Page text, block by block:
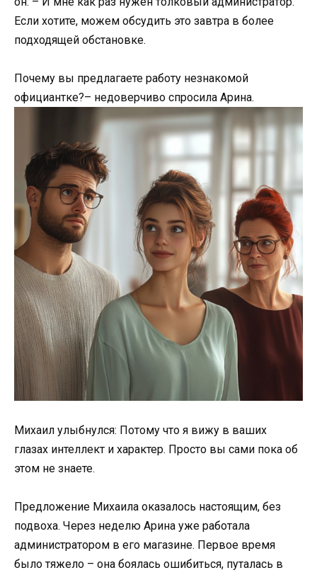
Если хотите, можем обсудить это завтра в более
подходящей обстановке.
Почему вы предлагаете работу незнакомой
официантке?– недоверчиво спросила Арина.
Михаил улыбнулся: Потому что я вижу в ваших
глазах интеллект и характер. Просто вы сами пока об
этом не знаете.
Предложение Михаила оказалось настоящим, без
подвоха. Через неделю Арина уже работала
администратором в его магазине. Первое время
было тяжело – она боялась ошибиться, путалась в